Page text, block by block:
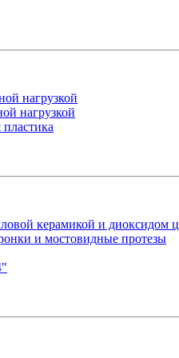
нагрузкой
нагрузкой
керамикой и диоксидом
и мостовидные протезы